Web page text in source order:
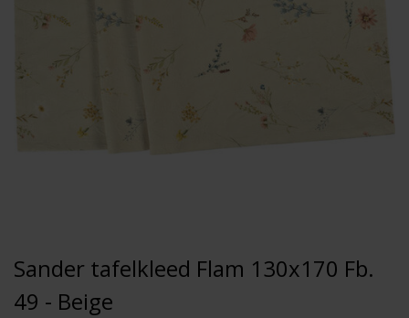
Sander tafelkleed Flam 130x170 Fb.
49 - Beige